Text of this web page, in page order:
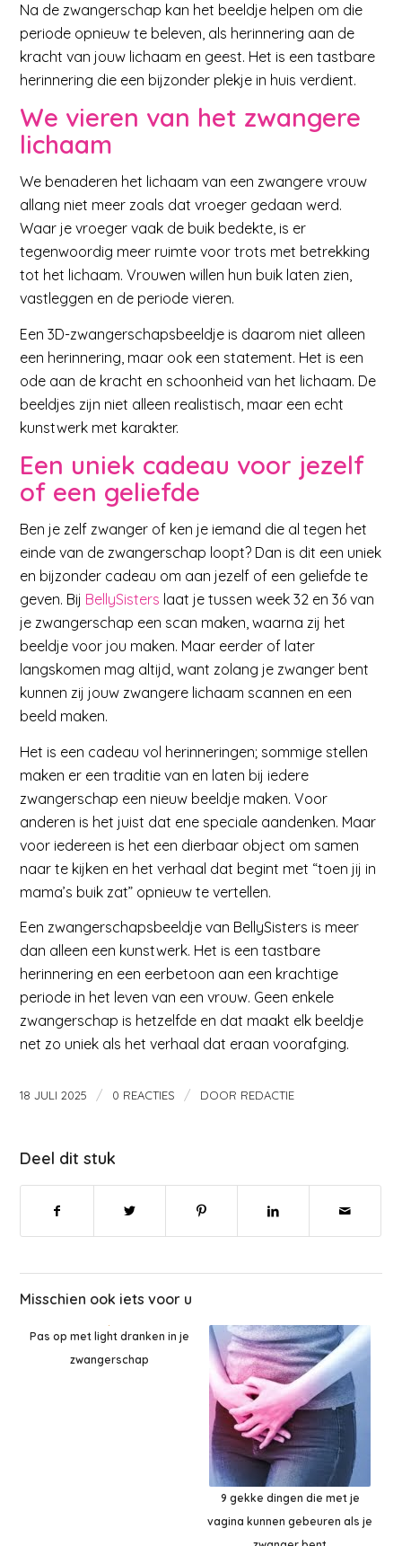
Na de zwangerschap kan het beeldje helpen om die
periode opnieuw te beleven, als herinnering aan de
kracht van jouw lichaam en geest. Het is een tastbare
herinnering die een bijzonder plekje in huis verdient.
We vieren van het zwangere
lichaam
We benaderen het lichaam van een zwangere vrouw
allang niet meer zoals dat vroeger gedaan werd.
Waar je vroeger vaak de buik bedekte, is er
tegenwoordig meer ruimte voor trots met betrekking
tot het lichaam. Vrouwen willen hun buik laten zien,
vastleggen en de periode vieren.
Een 3D-zwangerschapsbeeldje is daarom niet alleen
een herinnering, maar ook een statement. Het is een
ode aan de kracht en schoonheid van het lichaam. De
beeldjes zijn niet alleen realistisch, maar een echt
kunstwerk met karakter.
Een uniek cadeau voor jezelf
of een geliefde
Ben je zelf zwanger of ken je iemand die al tegen het
einde van de zwangerschap loopt? Dan is dit een uniek
en bijzonder cadeau om aan jezelf of een geliefde te
geven. Bij BellySisters laat je tussen week 32 en 36 van
je zwangerschap een scan maken, waarna zij het
beeldje voor jou maken. Maar eerder of later
langskomen mag altijd, want zolang je zwanger bent
kunnen zij jouw zwangere lichaam scannen en een
beeld maken.
Het is een cadeau vol herinneringen; sommige stellen
maken er een traditie van en laten bij iedere
zwangerschap een nieuw beeldje maken. Voor
anderen is het juist dat ene speciale aandenken. Maar
voor iedereen is het een dierbaar object om samen
naar te kijken en het verhaal dat begint met “toen jij in
mama’s buik zat” opnieuw te vertellen.
Een zwangerschapsbeeldje van BellySisters is meer
dan alleen een kunstwerk. Het is een tastbare
herinnering en een eerbetoon aan een krachtige
periode in het leven van een vrouw. Geen enkele
zwangerschap is hetzelfde en dat maakt elk beeldje
net zo uniek als het verhaal dat eraan voorafging.
18 JULI 2025 / 0 REACTIES / DOOR REDACTIE
Deel dit stuk
Misschien ook iets voor u
Pas op met light dranken in je
zwangerschap
9 gekke dingen die met je
vagina kunnen gebeuren als je